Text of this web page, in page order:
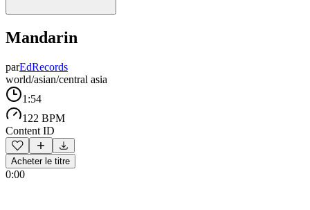
Mandarin
parEdRecords
world/asian/central asia
1:54
122 BPM
Content ID
Acheter le titre
0:00